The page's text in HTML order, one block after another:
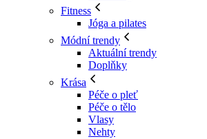
Fitness
Jóga a pilates
Módní trendy
Aktuální trendy
Doplňky
Krása
Péče o pleť
Péče o tělo
Vlasy
Nehty